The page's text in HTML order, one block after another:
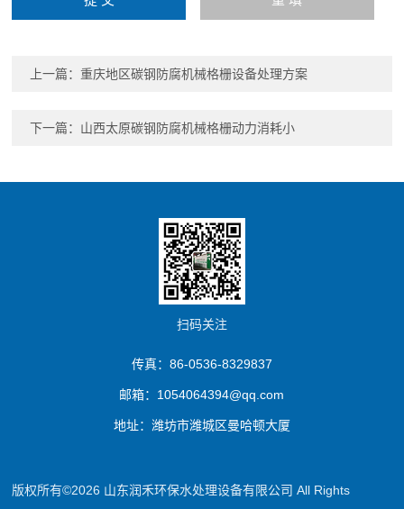
上一篇：重庆地区碳钢防腐机械格栅设备处理方案
下一篇： 山西太原碳钢防腐机械格栅动力消耗小
扫码关注
传真：86-0536-8329837
邮箱：1054064394@qq.com
地址：潍坊市潍城区曼哈顿大厦
版权所有©2026 山东润禾环保水处理设备有限公司 All Rights